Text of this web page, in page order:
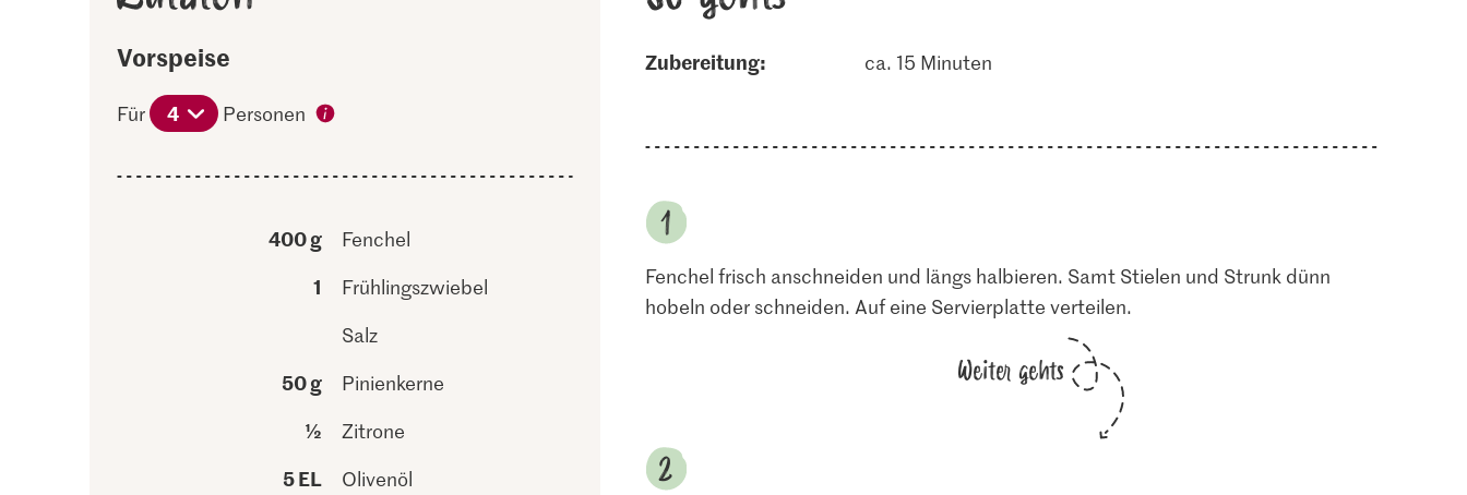
Vorspeise
Für 4 Personen
400 g Fenchel
1
Frühlingszwiebel
Salz
50 g Pinienkerne
½ Zitrone
5 EL
Olivenöl
Zubereitung: ca. 15 Minuten
Fenchel frisch anschneiden und längs halbieren. Samt Stielen und Strunk dünn
hobeln oder schneiden. Auf eine Servierplatte verteilen.
Weiter gehts